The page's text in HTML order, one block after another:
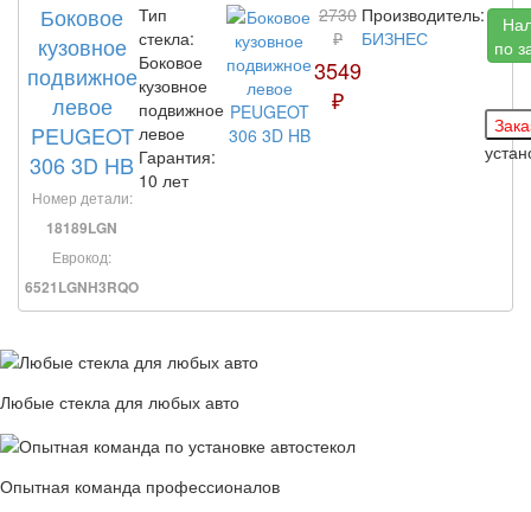
Боковое
кузовное
подвижное
левое
PEUGEOT
306 3D HB
Номер детали:
18189LGN
Еврокод:
6521LGNH3RQO
Тип
стекла:
Боковое
кузовное
подвижное
левое
Гарантия:
10 лет
2730
₽
3549
₽
Производитель:
БИЗНЕС
по
Любые стекла для любых авто
Опытная команда профессионалов